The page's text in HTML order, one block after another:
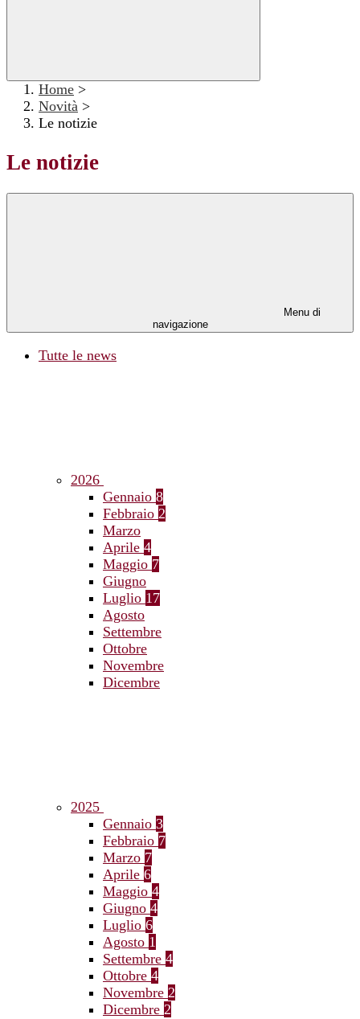
Home >
Novità >
Le notizie
Le notizie
Menu di
navigazione
Tutte le news
2026
Gennaio 8
Febbraio 2
Marzo
Aprile 4
Maggio 7
Giugno
Luglio 17
Agosto
Settembre
Ottobre
Novembre
Dicembre
2025
Gennaio 3
Febbraio 7
Marzo 7
Aprile 6
Maggio 4
Giugno 4
Luglio 6
Agosto 1
Settembre 4
Ottobre 4
Novembre 2
Dicembre 2